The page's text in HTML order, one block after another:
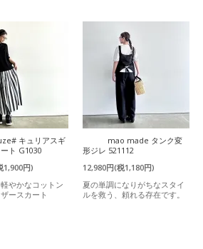
キュリアスギ
ト G1030
1,900円)
やかなコットン
ースカート
mao made タンク変
形ジレ 521112
12,980円(税1,180円)
夏の単調になりがちなスタイ
ルを救う、頼れる存在です。